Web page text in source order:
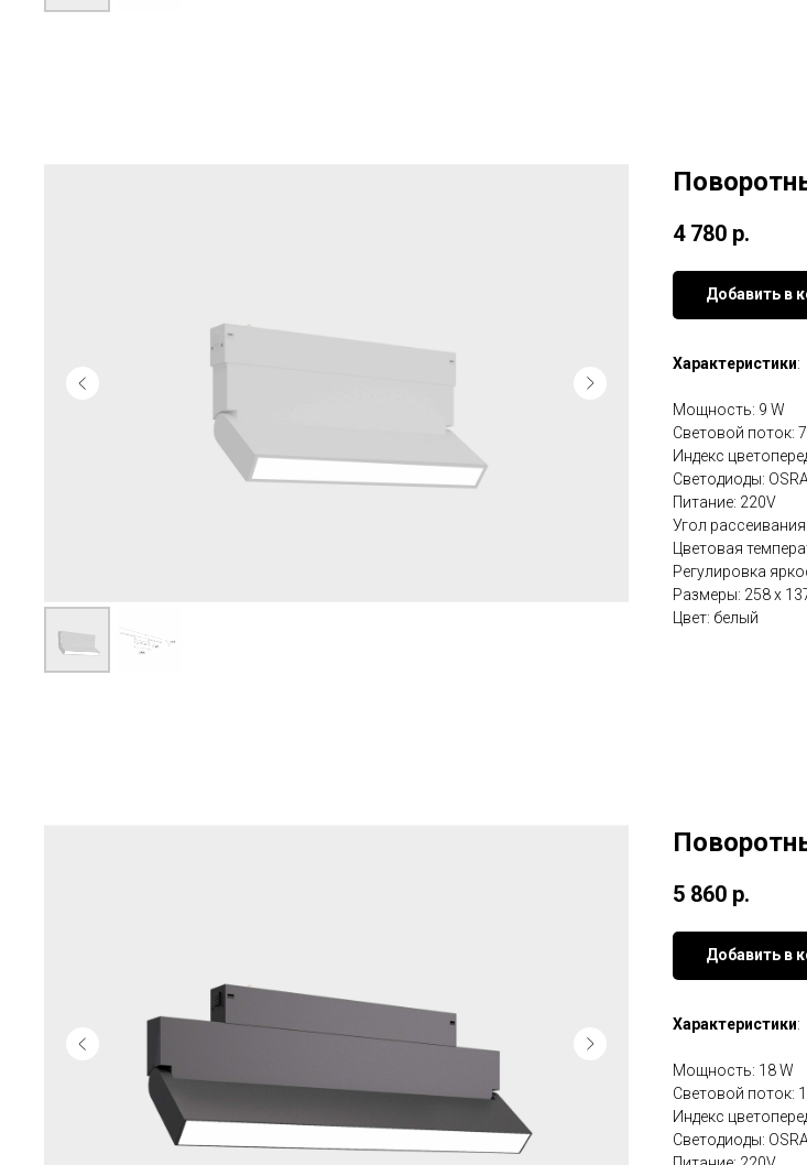
4 780 р.
Добавить в
Характеристики:
Мощность: 9 W
Световой поток:
Индекс
Светодиоды:
Питание: 220V
Угол
Цветовая
Регулировка
Размеры: 258 x
Цвет: белый
5 860 р.
Добавить в
Характеристики:
Мощность: 18 W
Световой поток:
Индекс
Светодиоды: